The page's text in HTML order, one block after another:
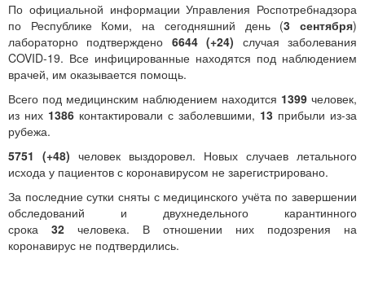
По официальной информации Управления Роспотребнадзора
по Республике Коми, на сегодняшний день (3 сентября)
лабораторно подтверждено 6644 (+24) случая заболевания
COVID-19. Все инфицированные находятся под наблюдением
врачей, им оказывается помощь.
Всего под медицинским наблюдением находится 1399 человек,
из них 1386 контактировали с заболевшими, 13 прибыли из-за
рубежа.
5751 (+48) человек выздоровел. Новых случаев летального
исхода у пациентов с коронавирусом не зарегистрировано.
За последние сутки сняты с медицинского учёта по завершении
обследований и двухнедельного карантинного
срока 32 человека. В отношении них подозрения на
коронавирус не подтвердились.